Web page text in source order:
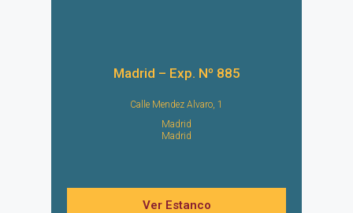
Madrid – Exp. Nº 885
Calle Mendez Alvaro, 1
Madrid
Madrid
Ver Estanco